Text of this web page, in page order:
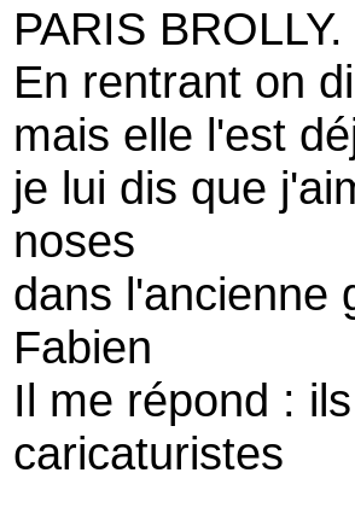
PARIS BROLLY.
En rentrant on
mais elle l'est
je lui dis que
noses
dans l'ancienne
Fabien
Il me répond :
caricaturistes